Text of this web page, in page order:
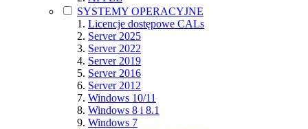
SYSTEMY OPERACYJNE
Licencje dostępowe CALs
Server 2025
Server 2022
Server 2019
Server 2016
Server 2012
Windows 10/11
Windows 8 i 8.1
Windows 7